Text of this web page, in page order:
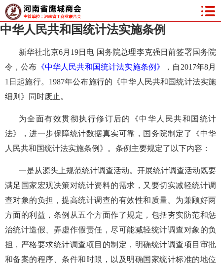
中华人民共和国统计法实施条例
新华社北京6月19日电 国务院总理李克强日前签署国务院
令，公布 《中华人民共和国统计法实施条例》 ，自 2017年8月
1日起施行。1987年公布施行的《中华人民共和国统计法实施
细则》同时废止。
为全面有效贯彻执行修订后的《中华人民共和国统计
法》，进一步保障统计数据真实可靠，国务院制定了《中华
人民共和国统计法实施条例》。条例主要规定了以下内容：
一是从源头上规范统计调查活动。开展统计调查活动既要
满足国家宏观决策对统计资料的需求，又要切实减轻统计调
查对象的负担，提高统计调查的有效性和质量。为兼顾好两
方面的利益，条例从五个方面作了规定，包括夯实防范和惩
治统计造假、弄虚作假责任，尽可能减轻统计调查对象的负
担，严格要求统计调查项目的制定，明确统计调查项目审批
和备案的程序、条件和时限，以及明确国家统计标准的地位